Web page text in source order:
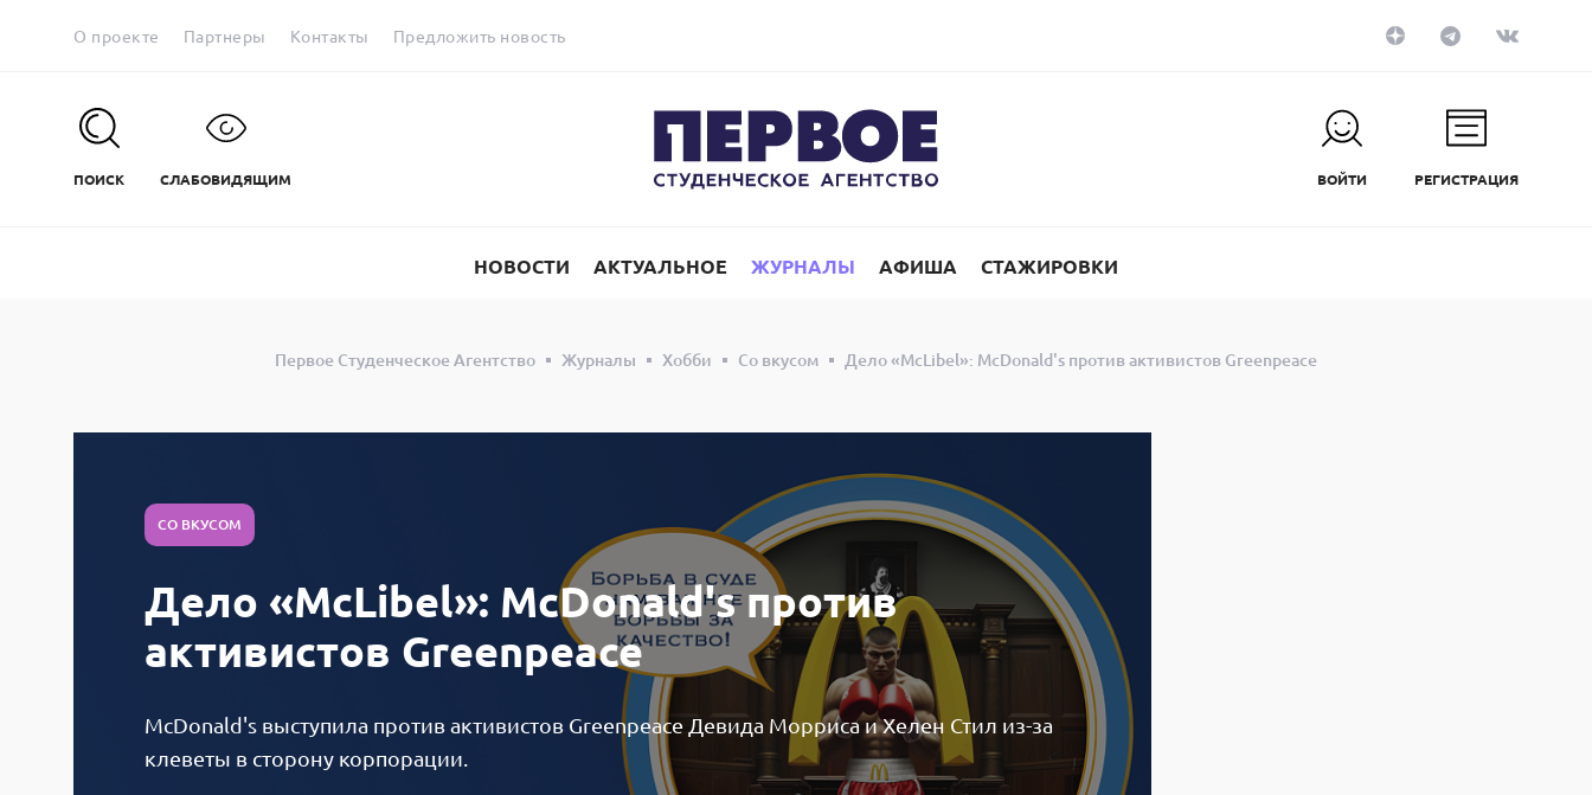
О проекте Партнеры Контакты Предложить новость
ПОИСК СЛАБОВИДЯЩИМ ВОЙТИ РЕГИСТРАЦИЯ
НОВОСТИ АКТУАЛЬНОЕ ЖУРНАЛЫ АФИША СТАЖИРОВКИ
Первое Студенческое Агентство Журналы Хобби Со вкусом Дело «McLibel»: McDonald's против активистов Greenpeace
СО ВКУСОМ
Дело «McLibel»: McDonald's против
активистов Greenpeace
McDonald's выступила против активистов Greenpeace Девида Морриса и Хелен Стил из-за
клеветы в сторону корпорации.